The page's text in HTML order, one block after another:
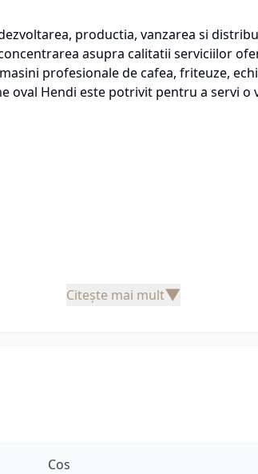
productia, vanzarea si
asupra calitatii serviciilor
profesionale de cafea, friteuze,
oval Hendi este potrivit pentru a servi
Citește mai mult▼
Cos